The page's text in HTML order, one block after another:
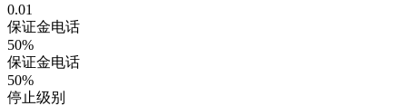
0.01
保证金电话
50%
保证金电话
50%
停止级别